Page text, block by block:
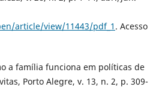
article/view/11443/pdf_1 . Acesso
a família funciona em políticas de
Porto Alegre, v. 13, n. 2, p. 309-